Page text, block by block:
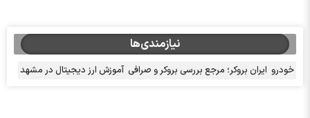
نیازمندی‌ها
خودرو ایران بروکر؛ مرجع بررسی بروکر و صرافی آموزش ارز دیجیتال در مشهد